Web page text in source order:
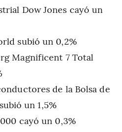
Dow Jones cayó un
subió un 0,2%
Magnificent 7 Total
de la Bolsa de
un 1,5%
cayó un 0,3%